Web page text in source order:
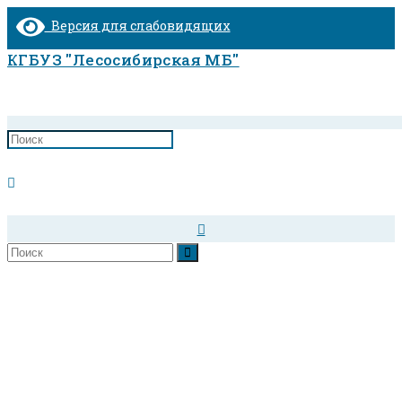
Перейти
содержимому
Версия для слабовидящих
КГБУЗ "Лесосибирская МБ"
Переключить